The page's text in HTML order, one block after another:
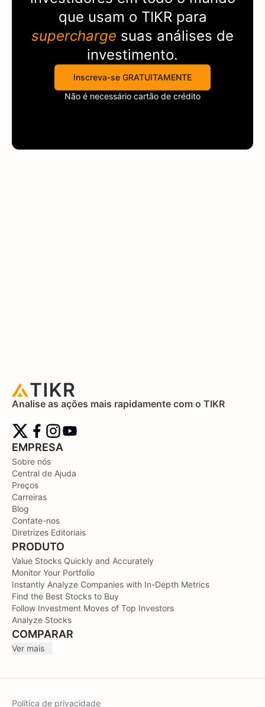
que usam o TIKRpara
supercharge suas análises de
investimento.
Inscreva-se GRATUITAMENTE
Não é necessário cartão de crédito
Analise as ações mais rapidamente com o TIKR
EMPRESA
Sobre nós
Central de Ajuda
Preços
Carreiras
Blog
Contate-nos
Diretrizes Editoriais
PRODUTO
Value Stocks Quickly and Accurately
Monitor Your Portfolio
Instantly Analyze Companies with In-Depth Metrics
Find the Best Stocks to Buy
Follow Investment Moves of Top Investors
Analyze Stocks
COMPARAR
Ver mais
Política de privacidade